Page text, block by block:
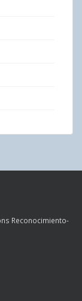
Reconocimiento-